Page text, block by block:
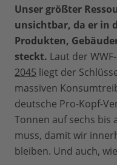
Unser größter
unsichtbar, da er in
Produkten,
steckt. Laut der
2045 liegt der
massiven
deutsche Pro-Kopf-
Tonnen auf sechs bis
muss, damit wir
bleiben. Und auch,